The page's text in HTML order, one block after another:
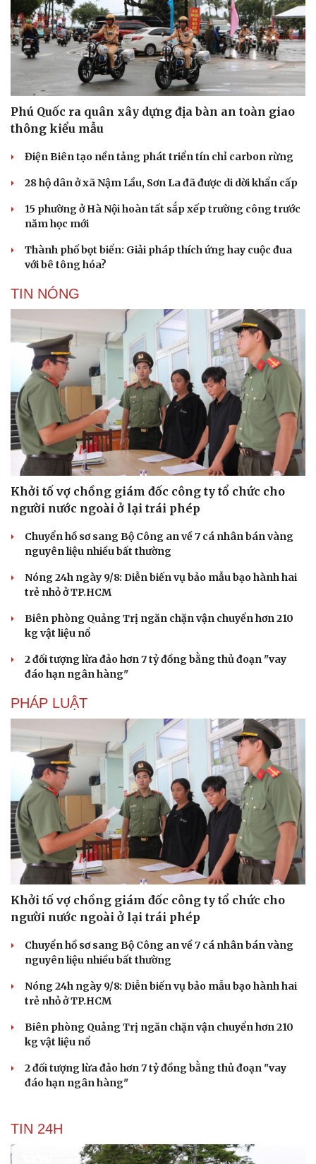
Văn hóa
Sân khấu - Điện ảnh
Văn học
Âm nhạc
Di sản
Giải trí
Nghệ sĩ
Thời trang
Sao Việt
Câu chuyện thời sự
Phú Quốc ra quân xây dựng địa bàn an toàn giao
thông kiểu mẫu
Điện Biên tạo nền tảng phát triển tín chỉ carbon rừng
28 hộ dân ở xã Nậm Lầu, Sơn La đã được di dời khẩn cấp
15 phường ở Hà Nội hoàn tất sắp xếp trường công trước
năm học mới
Thành phố bọt biển: Giải pháp thích ứng hay cuộc đua
với bê tông hóa?
TIN NÓNG
Khởi tố vợ chồng giám đốc công ty tổ chức cho
người nước ngoài ở lại trái phép
Chuyển hồ sơ sang Bộ Công an về 7 cá nhân bán vàng
nguyên liệu nhiều bất thường
Nóng 24h ngày 9/8: Diễn biến vụ bảo mẫu bạo hành hai
trẻ nhỏ ở TP.HCM
Biên phòng Quảng Trị ngăn chặn vận chuyển hơn 210
kg vật liệu nổ
2 đối tượng lừa đảo hơn 7 tỷ đồng bằng thủ đoạn "vay
đáo hạn ngân hàng"
PHÁP LUẬT
Khởi tố vợ chồng giám đốc công ty tổ chức cho
người nước ngoài ở lại trái phép
Chuyển hồ sơ sang Bộ Công an về 7 cá nhân bán vàng
nguyên liệu nhiều bất thường
Nóng 24h ngày 9/8: Diễn biến vụ bảo mẫu bạo hành hai
trẻ nhỏ ở TP.HCM
Biên phòng Quảng Trị ngăn chặn vận chuyển hơn 210
kg vật liệu nổ
2 đối tượng lừa đảo hơn 7 tỷ đồng bằng thủ đoạn "vay
đáo hạn ngân hàng"
TIN 24H